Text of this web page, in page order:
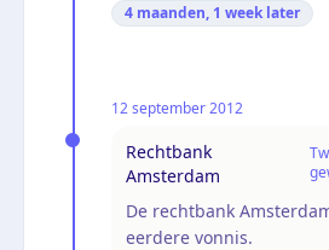
4 maanden, 1 week later
12 september 2012
Rechtbank
Amsterdam
De rechtbank
eerdere vonnis.